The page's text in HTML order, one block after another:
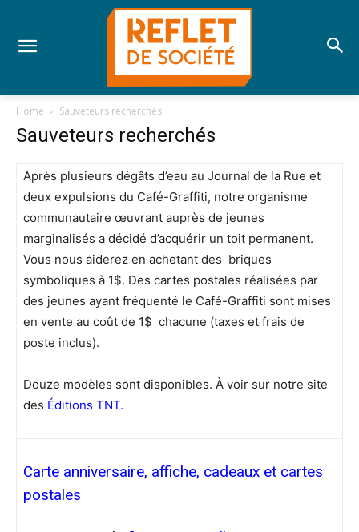
Home Sauveteurs recherchés
Sauveteurs recherchés
Après plusieurs dégâts d’eau au Journal de la Rue et
deux expulsions du Café-Graffiti, notre organisme
communautaire œuvrant auprès de jeunes
marginalisés a décidé d’acquérir un toit permanent.
Vous nous aiderez en achetant des briques
symboliques à 1$. Des cartes postales réalisées par
des jeunes ayant fréquenté le Café-Graffiti sont mises
en vente au coût de 1$ chacune (taxes et frais de
poste inclus).
Douze modèles sont disponibles. À voir sur notre site
des Éditions TNT.
Carte anniversaire, affiche, cadeaux et cartes
postales